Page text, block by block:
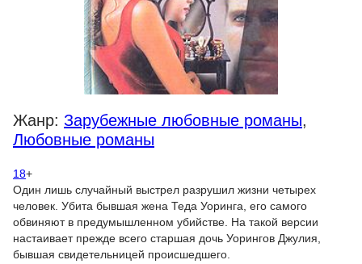
Жанр: Зарубежные любовные романы,
Любовные романы
18+
Один лишь случайный выстрел разрушил жизни четырех
человек. Убита бывшая жена Теда Уоринга, его самого
обвиняют в предумышленном убийстве. На такой версии
настаивает прежде всего старшая дочь Уорингов Джулия,
бывшая свидетельницей происшедшего.